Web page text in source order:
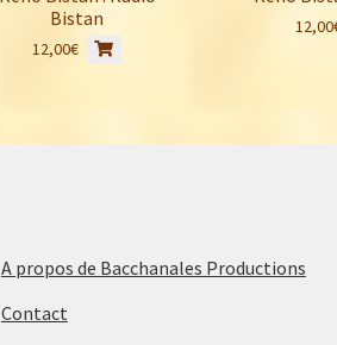
Bistan
12,00€
12,00
A propos de Bacchanales Productions
Contact